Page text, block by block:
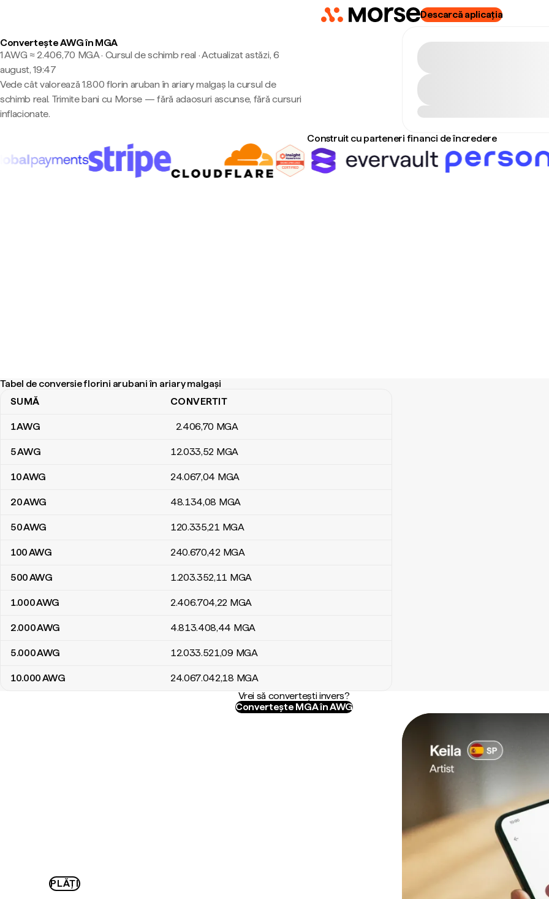
Descarcă aplicația
Convertește AWG în MGA
1 AWG ≈ 2.406,70 MGA · Cursul de schimb real ·Actualizat astăzi, 6
august, 19:47
Vede cât valorează 1.800 florin aruban în ariary malgaș la cursul de
schimb real. Trimite bani cu Morse — fără adaosuri ascunse, fără cursuri
inflacionate.
Construit cu parteneri financi de încredere
Tabel de conversie florini arubani în ariary malgași
Tabel de conversie florini arubani în ariary malgași
SUMĂ CONVERTIT
1AWG 2.406,70 MGA
5AWG 12.033,52 MGA
10AWG 24.067,04 MGA
20AWG 48.134,08 MGA
50AWG 120.335,21 MGA
100AWG 240.670,42 MGA
500AWG 1.203.352,11 MGA
1.000AWG 2.406.704,22 MGA
2.000AWG 4.813.408,44 MGA
5.000AWG 12.033.521,09 MGA
10.000AWG 24.067.042,18 MGA
Vrei să convertești invers?
Convertește MGA în AWG
PLĂȚI